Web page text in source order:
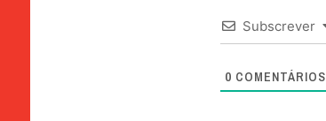
Subscrever
0 COMENTÁRIOS